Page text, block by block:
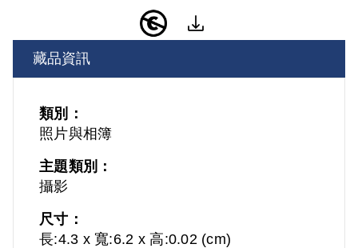
藏品資訊
類別：
照片與相簿
主題類別：
攝影
尺寸：
長:4.3 x 寬:6.2 x 高:0.02 (cm)